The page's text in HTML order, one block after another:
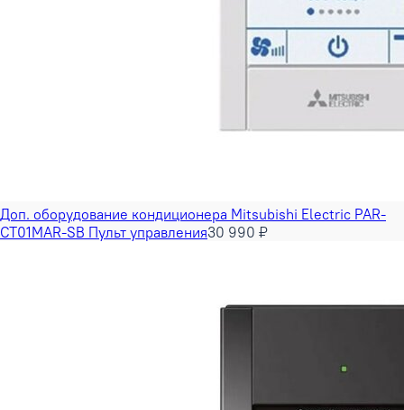
Доп. оборудование кондиционера Mitsubishi Electric PAR-
CT01MAR-SB Пульт управления30 990 ₽